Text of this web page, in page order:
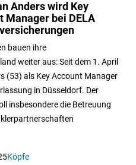
Anders wird Key
Manager bei DELA
bauen ihre
weiter aus: Seit dem 1. April
(53) als Key Account Manager
in Düsseldorf. Der
insbesondere die Betreuung
Köpfe